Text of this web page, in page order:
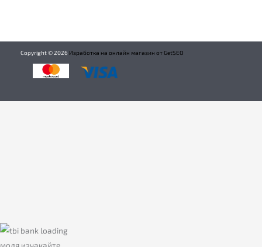
Copyright ©2026 Изработка на онлайн магазин от GetSEO